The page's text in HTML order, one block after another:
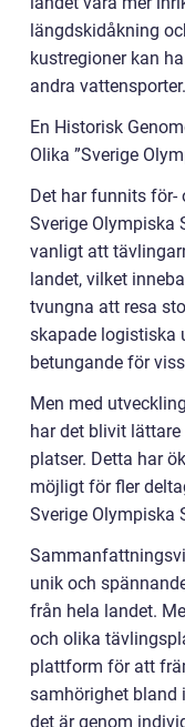
längdskidåkning
kustregioner kan
andra vattensporter.
En Historisk
Olika ”Sverige
Det har funnits
Sverige Olympiska
vanligt att
landet, vilket
tvungna att resa
skapade logistiska
betungande för
Men med
har det blivit
platser. Detta har
möjligt för fler
Sverige Olympiska
unik och
från hela landet.
och olika
plattform för att
samhörighet bland
det är genom